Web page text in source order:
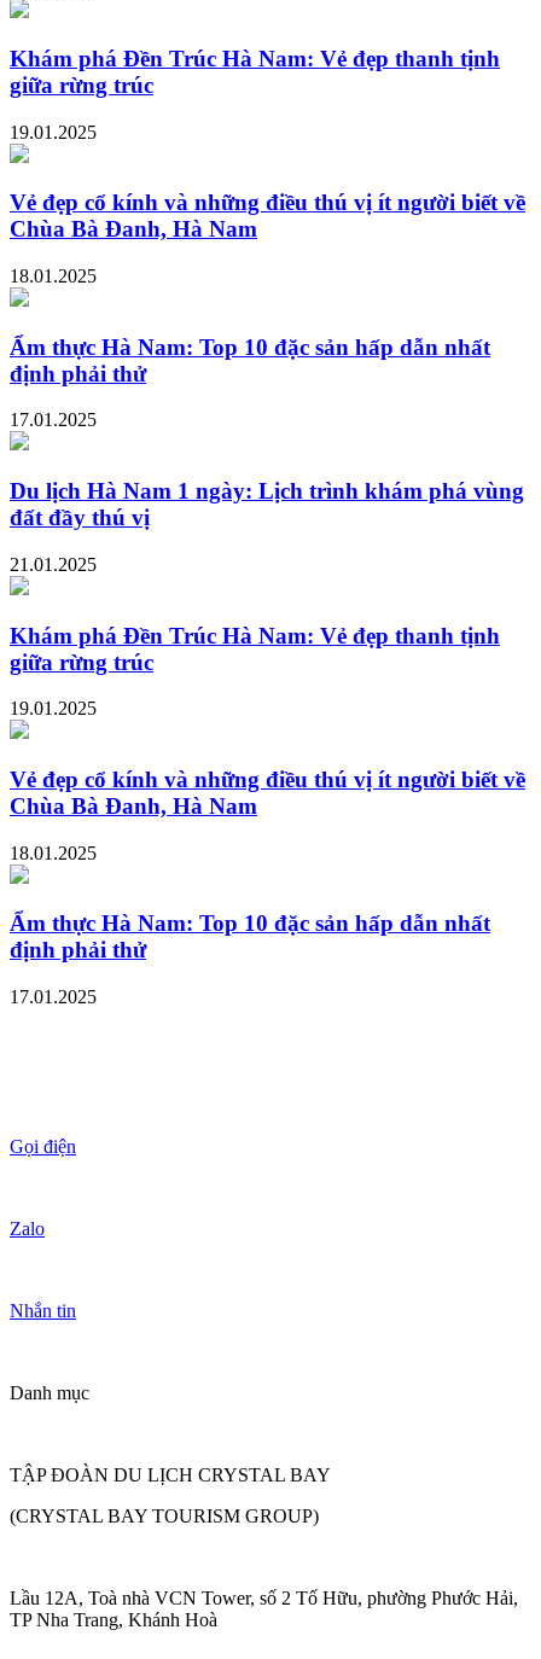
Khám phá Đền Trúc Hà Nam: Vẻ đẹp thanh tịnh
giữa rừng trúc
19.01.2025
Vẻ đẹp cổ kính và những điều thú vị ít người biết về
Chùa Bà Đanh, Hà Nam
18.01.2025
Ẩm thực Hà Nam: Top 10 đặc sản hấp dẫn nhất
định phải thử
17.01.2025
Du lịch Hà Nam 1 ngày: Lịch trình khám phá vùng
đất đầy thú vị
21.01.2025
Khám phá Đền Trúc Hà Nam: Vẻ đẹp thanh tịnh
giữa rừng trúc
19.01.2025
Vẻ đẹp cổ kính và những điều thú vị ít người biết về
Chùa Bà Đanh, Hà Nam
18.01.2025
Ẩm thực Hà Nam: Top 10 đặc sản hấp dẫn nhất
định phải thử
17.01.2025
Gọi điện
Zalo
Nhắn tin
Danh mục
TẬP ĐOÀN DU LỊCH CRYSTAL BAY
(CRYSTAL BAY TOURISM GROUP)
Lầu 12A, Toà nhà VCN Tower, số 2 Tố Hữu, phường Phước Hải,
TP Nha Trang, Khánh Hoà